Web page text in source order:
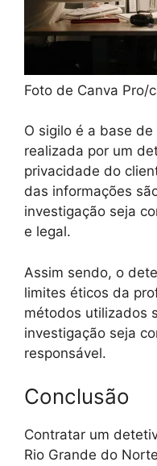
Foto de Canva Pro/
O sigilo é a base
realizada por um
privacidade do
das informações
investigação seja
e legal.
Assim sendo, o
limites éticos da
métodos utilizados
investigação seja
responsável.
Conclusão
Contratar um
Rio Grande do